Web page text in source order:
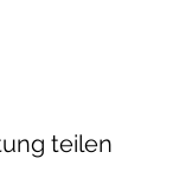
teilen